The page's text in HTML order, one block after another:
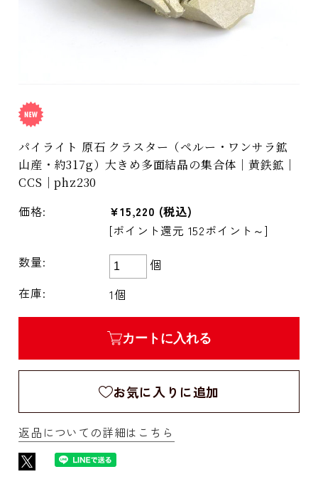
パイライト 原石 クラスター（ペルー・ワンサラ鉱
山産・約317g）大きめ多面結晶の集合体｜黄鉄鉱｜
CCS｜phz230
価格: ¥15,220 (税込)
[ポイント還元 152ポイント～]
数量:
個
在庫:
1個
カートに入れる
お気に入りに追加
返品についての詳細はこちら